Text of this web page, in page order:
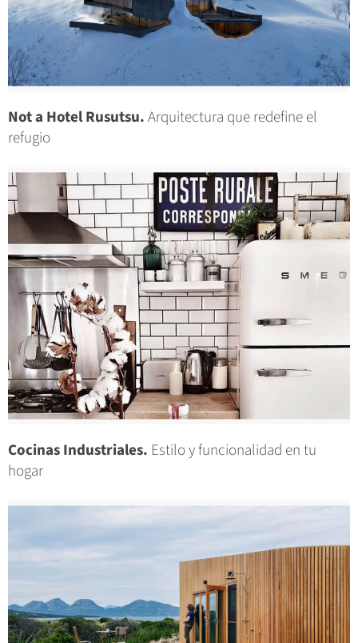
Not a Hotel Rusutsu.Arquitectura que redefine el
refugio
Cocinas Industriales. Estilo y funcionalidad en tu
hogar